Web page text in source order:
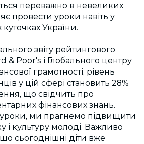
переважно в невеликих
провести уроки навіть у
України.
звіту рейтингового
& Poor's і Глобального центру
грамотності, рівень
у цій сфері становить 28%
що свідчить про
фінансових знань.
ми прагнемо підвищити
і культуру молоді. Важливо
сьогоднішні діти вже